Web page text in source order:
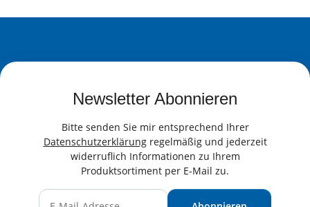
Newsletter Abonnieren
Bitte senden Sie mir entsprechend Ihrer
Datenschutzerklärungregelmäßig und jederzeit
widerruflich Informationen zu Ihrem
Produktsortiment per E-Mail zu.